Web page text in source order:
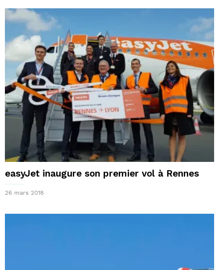
easyJet inaugure son premier vol à Rennes
26 mars 2018